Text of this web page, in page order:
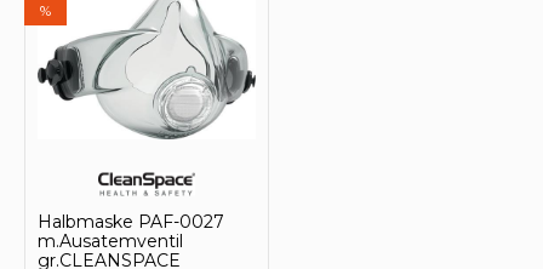
%
Halbmaske PAF-0027
m.Ausatemventil
gr.CLEANSPACE